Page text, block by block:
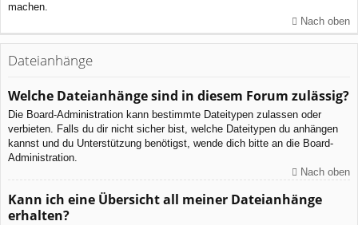
machen.
Nach oben
Dateianhänge
Welche Dateianhänge sind in diesem Forum zulässig?
Die Board-Administration kann bestimmte Dateitypen zulassen oder
verbieten. Falls du dir nicht sicher bist, welche Dateitypen du anhängen
kannst und du Unterstützung benötigst, wende dich bitte an die Board-
Administration.
Nach oben
Kann ich eine Übersicht all meiner Dateianhänge
erhalten?